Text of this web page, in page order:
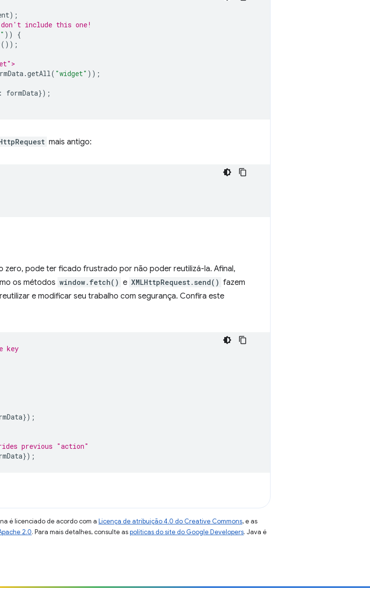
);
include this one!
))
{
());
.getAll( "widget" ));
: formData});
mais antigo:
zero, pode ter ficado frustrado por não poder reutilizá-la. Afinal,
os métodos window.fetch() e XMLHttpRequest.send() fazem
e modificar seu trabalho com segurança. Confira este
key
});
previous "action"
});
é licenciado de acordo com a Licença de atribuição 4.0 do Creative Commons, e as
2.0. Para mais detalhes, consulte aspolíticas do site do Google Developers. Java é